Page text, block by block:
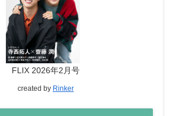
FLIX 2026年2月号
created by Rinker